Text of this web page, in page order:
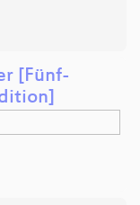
[Fünf-